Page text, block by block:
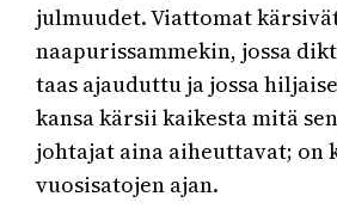
julmuudet. Viattomat
naapurissammekin, jossa
taas ajauduttu ja jossa
kansa kärsii kaikesta mitä
johtajat aina aiheuttavat; on
vuosisatojen ajan.